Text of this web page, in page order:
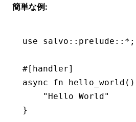
簡単な例:
use salvo :: prelude ::* ;
#[handler]
async fn hello_world ()
    "Hello World"
}